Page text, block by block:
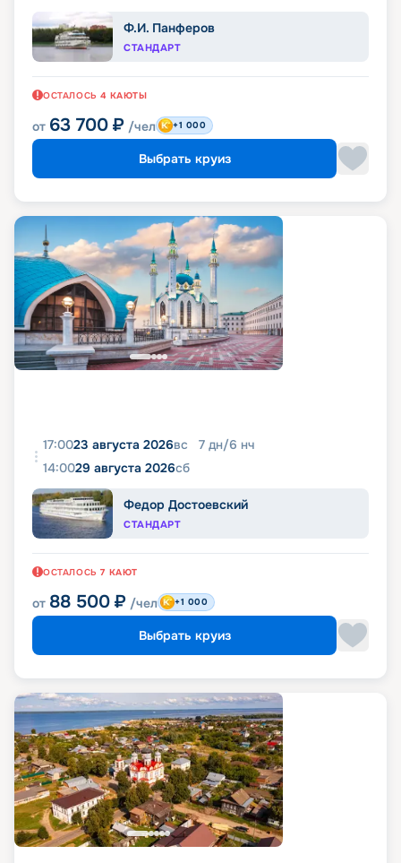
Ф.И. Панферов
СТАНДАРТ
ОСТАЛОСЬ 4 КАЮТЫ
от 63 700 ₽ /чел +1 000
Выбрать круиз
17:0023 августа 2026вс 7 дн/6 нч
14:0029 августа 2026сб
Федор Достоевский
СТАНДАРТ
ОСТАЛОСЬ 7 КАЮТ
от 88 500 ₽ /чел +1 000
Выбрать круиз